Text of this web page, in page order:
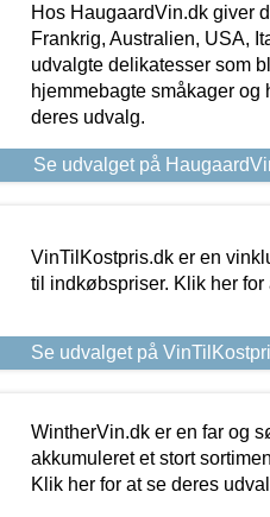
Hos HaugaardVin.dk giver
Frankrig, Australien, USA,
udvalgte delikatesser som
hjemmebagte småkager og
deres udvalg.
Se udvalget på
VinTilKostpris.dk er en
til indkøbspriser. Klik her for
Se udvalget på
WintherVin.dk er en far og
akkumuleret et stort
Klik her for at se deres